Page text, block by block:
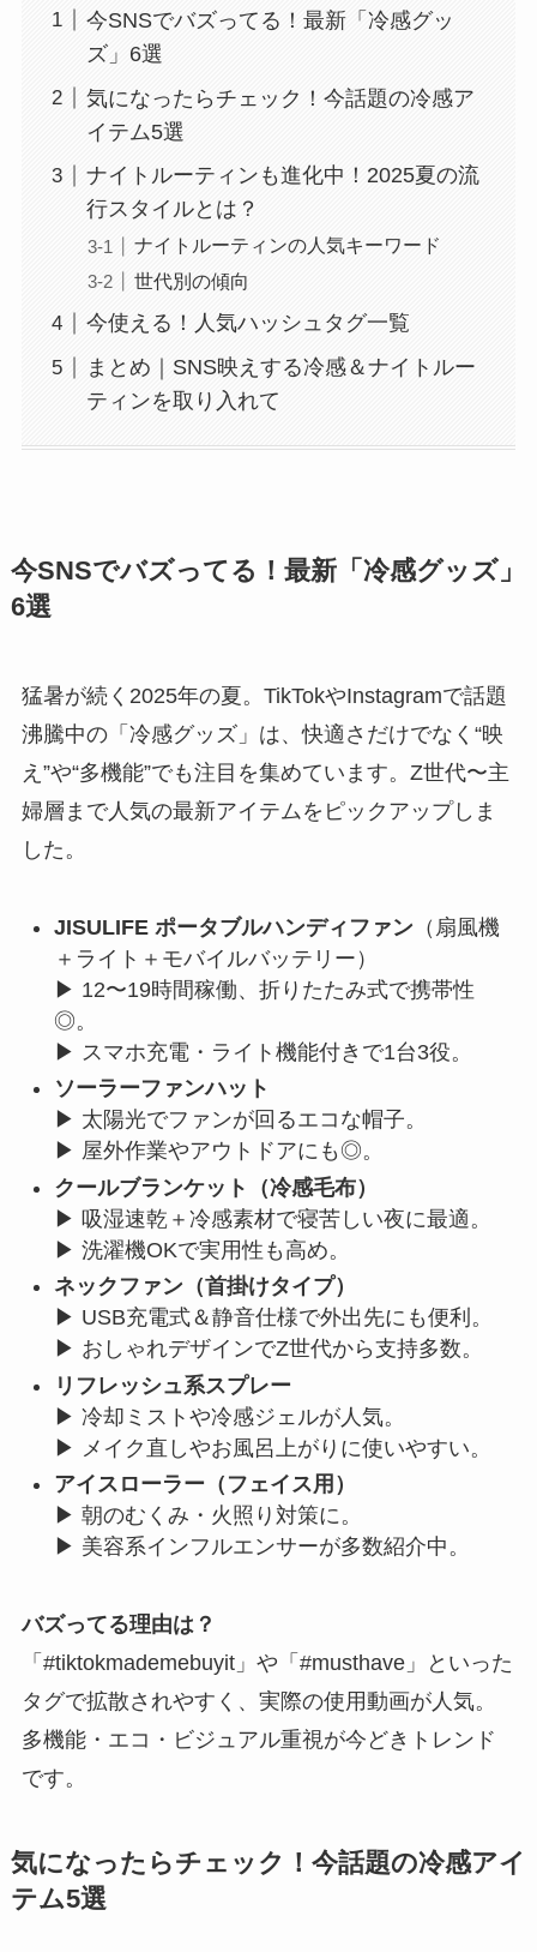
今SNSでバズってる！最新「冷感グッ
ズ」6選
気になったらチェック！今話題の冷感ア
イテム5選
ナイトルーティンも進化中！2025夏の流
行スタイルとは？
ナイトルーティンの人気キーワード
世代別の傾向
今使える！人気ハッシュタグ一覧
まとめ｜SNS映えする冷感＆ナイトルー
ティンを取り入れて
今SNSでバズってる！最新「冷感グッズ」
6選
猛暑が続く2025年の夏。TikTokやInstagramで話題
沸騰中の「冷感グッズ」は、快適さだけでなく“映
え”や“多機能”でも注目を集めています。Z世代〜主
婦層まで人気の最新アイテムをピックアップしま
した。
JISULIFE ポータブルハンディファン（扇風機
＋ライト＋モバイルバッテリー）
▶︎ 12〜19時間稼働、折りたたみ式で携帯性
◎。
▶︎ スマホ充電・ライト機能付きで1台3役。
ソーラーファンハット
▶︎ 太陽光でファンが回るエコな帽子。
▶︎ 屋外作業やアウトドアにも◎。
クールブランケット（冷感毛布）
▶︎ 吸湿速乾＋冷感素材で寝苦しい夜に最適。
▶︎ 洗濯機OKで実用性も高め。
ネックファン（首掛けタイプ）
▶︎ USB充電式＆静音仕様で外出先にも便利。
▶︎ おしゃれデザインでZ世代から支持多数。
リフレッシュ系スプレー
▶︎ 冷却ミストや冷感ジェルが人気。
▶︎ メイク直しやお風呂上がりに使いやすい。
アイスローラー（フェイス用）
▶︎ 朝のむくみ・火照り対策に。
▶︎ 美容系インフルエンサーが多数紹介中。
バズってる理由は？
「#tiktokmademebuyit」や「#musthave」といった
タグで拡散されやすく、実際の使用動画が人気。
多機能・エコ・ビジュアル重視が今どきトレンド
です。
気になったらチェック！今話題の冷感アイ
テム5選